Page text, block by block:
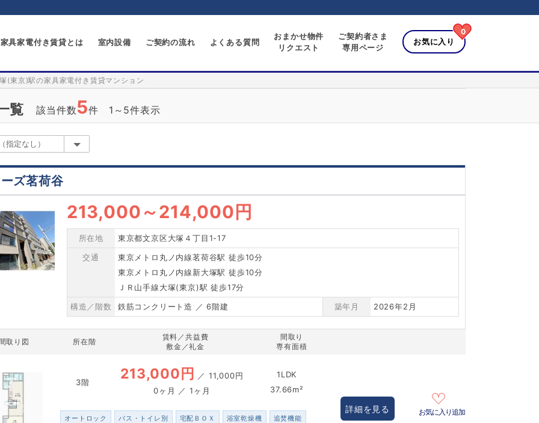
家具家電付き賃貸とは 室内設備 ご契約の流れ よくある質問
おまかせ物件
リクエスト
ご契約者さま
専用ページ
お気に入り
0
(東京)駅の家具家電付き賃貸マンション
覧 該当件数5件 1～5件表示
ズ茗荷谷
213,000 ～ 214,000円
所在地
東京都文京区大塚４丁目1-17
交通
東京メトロ丸ノ内線茗荷谷駅 徒歩10分
東京メトロ丸ノ内線新大塚駅 徒歩10分
ＪＲ山手線大塚(東京)駅 徒歩17分
構造／階数
鉄筋コンクリート造 ／ 6階建 築年月 2026年2月
取り図 所在階
賃料／共益費
敷金／礼金
間取り
専有面積
3階 213,000円 ／ 11,000円
0ヶ月 ／ 1ヶ月
1LDK
37.66m²
オートロック バス・トイレ別 宅配ＢＯＸ 浴室乾燥機 追焚機能
詳細を見る お気に入り追加